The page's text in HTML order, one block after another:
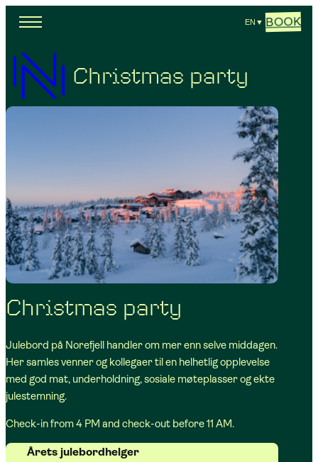
EN ▼ BOOK
Christmas party
Christmas party
Julebord på Norefjell handler om mer enn selve middagen.
Her samles venner og kollegaer til en helhetlig opplevelse
med god mat, underholdning, sosiale møteplasser og ekte
julestemning.
Check-in from 4 PM and check-out before 11 AM.
Årets julebordhelger